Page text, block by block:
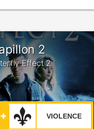
2
Effect 2
VIOLENCE